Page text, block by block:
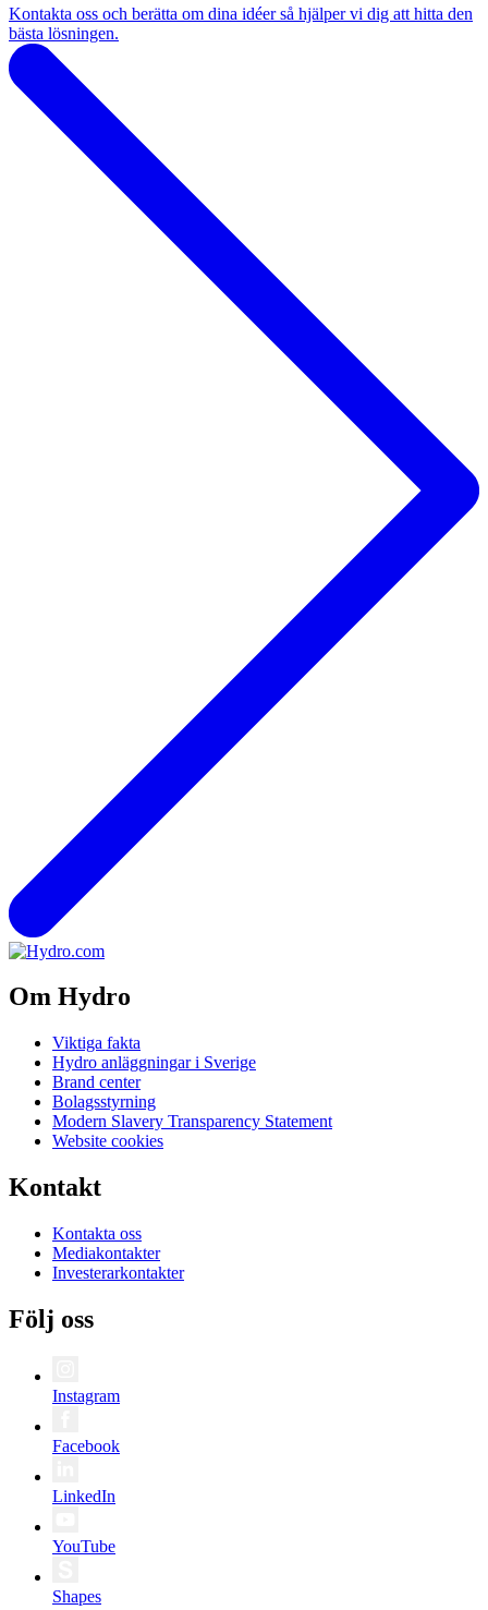
Kontakta oss och berätta om dina idéer så hjälper vi dig att hitta den
bästa lösningen.
Om Hydro
Viktiga fakta
Hydro anläggningar i Sverige
Brand center
Bolagsstyrning
Modern Slavery Transparency Statement
Website cookies
Kontakt
Kontakta oss
Mediakontakter
Investerarkontakter
Följ oss
Instagram
Facebook
LinkedIn
YouTube
Shapes